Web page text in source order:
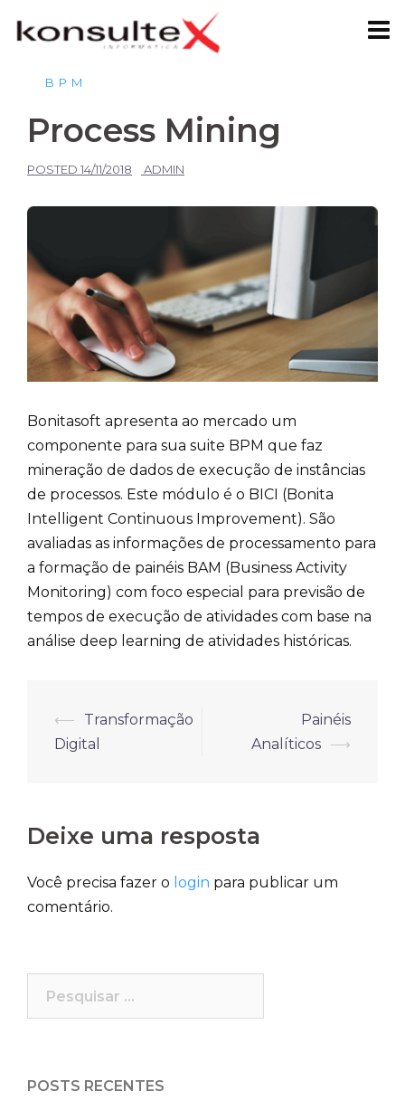
BPM
Process Mining
POSTED 14/11/2018 ADMIN
Bonitasoft apresenta ao mercado um
componente para sua suite BPM que faz
mineração de dados de execução de instâncias
de processos. Este módulo é o BICI (Bonita
Intelligent Continuous Improvement). São
avaliadas as informações de processamento para
a formação de painéis BAM (Business Activity
Monitoring) com foco especial para previsão de
tempos de execução de atividades com base na
análise deep learning de atividades históricas.
Post
navigation
⟵
Transformação
Digital
Painéis
Analíticos ⟶
Deixe uma resposta
Você precisa fazer o login para publicar um
comentário.
POSTS RECENTES